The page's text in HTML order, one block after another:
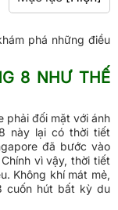
phá những điều
8 NHƯ THẾ
phải đối mặt với ánh
này lại có thời tiết
đã bước vào
vì vậy, thời tiết
Không khí mát mẻ,
cuốn hút bất kỳ du